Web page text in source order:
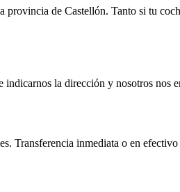
de Castellón. Tanto si tu
la dirección y nosotros nos
Transferencia inmediata o en efectivo